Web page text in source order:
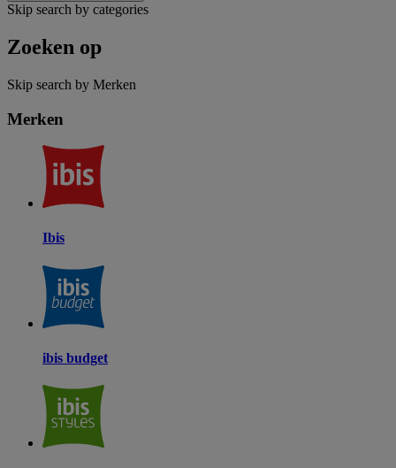
Skip search by categories
Zoeken op
Skip search by Merken
Merken
Ibis
ibis budget